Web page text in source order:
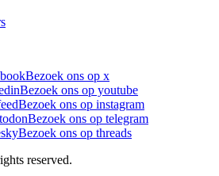
Bezoek ons op x
Bezoek ons op youtube
Bezoek ons op instagram
Bezoek ons op telegram
Bezoek ons op threads
reserved.